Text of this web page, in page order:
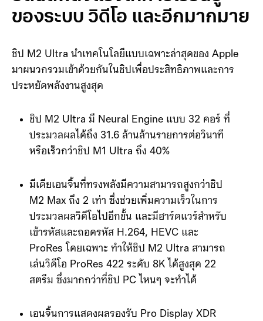
ของระบบ วิดีโอ และอีกมากมาย
ชิป M2 Ultra นำเทคโนโลยีแบบเฉพาะล่าสุดของ Apple
มาผนวกรวมเข้าด้วยกันในชิปเพื่อประสิทธิภาพและการ
ประหยัดพลังงานสูงสุด
ชิป M2 Ultra มี Neural Engine แบบ 32 คอร์ ที่
ประมวลผลได้ถึง 31.6 ล้านล้านรายการต่อวินาที
หรือเร็วกว่าชิป M1 Ultra ถึง 40%
มีเดียเอนจิ้นที่ทรงพลังมีความสามารถสูงกว่าชิป
M2 Max ถึง 2 เท่า ซึ่งช่วยเพิ่มความเร็วในการ
ประมวลผลวิดีโอไปอีกขั้น และมีฮาร์ดแวร์สำหรับ
เข้ารหัสและถอดรหัส H.264, HEVC และ
ProRes โดยเฉพาะ ทำให้ชิป M2 Ultra สามารถ
เล่นวิดีโอ ProRes 422 ระดับ 8K ได้สูงสุด 22
สตรีม ซึ่งมากกว่าที่ชิป PC ไหนๆ จะทำได้
เอนจิ้นการแสดงผลรองรับ Pro Display XDR